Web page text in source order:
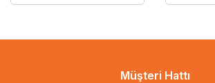
Müşteri Hattı